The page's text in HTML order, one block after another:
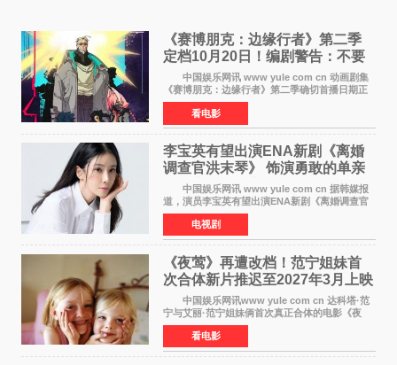
《赛博朋克：边缘行者》第二季
定档10月20日！编剧警告：不要
对角色投入太深
中国娱乐网讯 www yule com cn 动画剧集
《赛博朋克：边缘行者》第二季确切首播日期正
式敲定——将于10月20日在Netflix全球上线。此
前，Netflix韩国官方账号曾短暂出现这一日期信
息，随后迅
看电影
李宝英有望出演ENA新剧《离婚
调查官洪末琴》 饰演勇敢的单亲
妈妈家事调查官
中国娱乐网讯 www yule com cn 据韩媒报
道，演员李宝英有望出演ENA新剧《离婚调查官
洪末琴》女主角，引发观众期待。 李宝英在
剧中饰演家庭法院家事调查官洪末琴一角——即
使在极限状况
电视剧
《夜莺》再遭改档！范宁姐妹首
次合体新片推迟至2027年3月上映
中国娱乐网讯www yule com cn 达科塔·范
宁与艾丽·范宁姐妹俩首次真正合体的电影《夜
莺》再度改档，从原定的2027年2月12日推迟至
同年3月19日北美上映，片方希望借此利用春假档
期争取更多年轻
看电影